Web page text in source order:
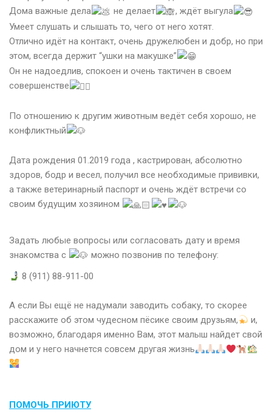
Дома важные дела
не делает
, ждёт выгула
Умеет слушать и слышать то, чего от него хотят.
Отлично идёт на контакт, очень дружелюбен и добр, но при
этом, всегда держит “ушки на макушке”
Он не надоедлив, спокоен и очень тактичен в своем
совершенстве
По отношению к другим животным ведёт себя хорошо, не
конфликтный
Дата рождения 01.2019 года , кастрирован, абсолютно
здоров, бодр и весел, получил все необходимые прививки,
а также ветеринарный паспорт и очень ждёт встречи со
своим будущим хозяином
Задать любые вопросы или согласовать дату и время
знакомства с
можно позвонив по телефону:
8 (911) 88-911-00⠀
А если Вы ещё не надумали заводить собаку, то скорее
расскажите об этом чудесном пёсике своим друзьям,
и,
возможно, благодаря именно Вам, этот малыш найдет свой
дом и у него начнется совсем другая жизнь
ПОМОЧЬ ПРИЮТУ